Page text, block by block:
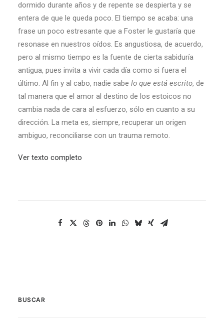
dormido durante años y de repente se despierta y se
entera de que le queda poco. El tiempo se acaba: una
frase un poco estresante que a Foster le gustaría que
resonase en nuestros oídos. Es angustiosa, de acuerdo,
pero al mismo tiempo es la fuente de cierta sabiduría
antigua, pues invita a vivir cada día como si fuera el
último. Al fin y al cabo, nadie sabe lo que está escrito, de
tal manera que el amor al destino de los estoicos no
cambia nada de cara al esfuerzo, sólo en cuanto a su
dirección. La meta es, siempre, recuperar un origen
ambiguo, reconciliarse con un trauma remoto.
Ver texto completo
BUSCAR